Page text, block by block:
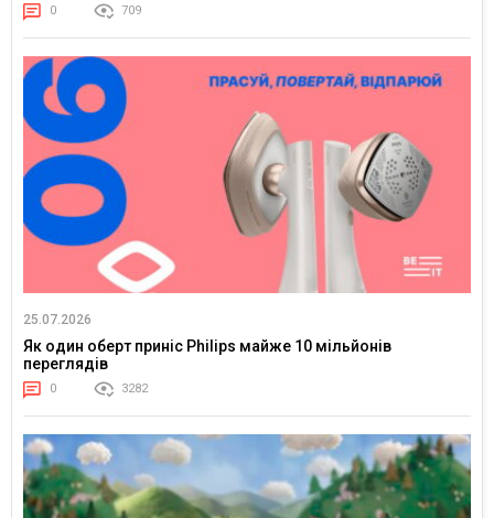
0 709
25.07.2026
Як один оберт приніс Philips майже 10 мільйонів
переглядів
0 3282